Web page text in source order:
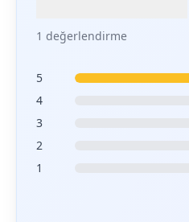
1 değerlendirme
5
4
3
2
1